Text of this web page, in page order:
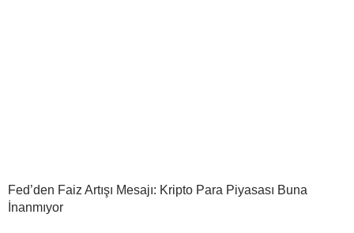
Fed’den Faiz Artışı Mesajı: Kripto Para Piyasası Buna
İnanmıyor